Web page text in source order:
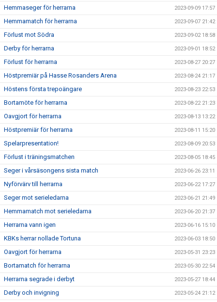
Hemmaseger för herrarna 2023-09-09 17:57
Hemmamatch för herrarna 2023-09-07 21:42
Förlust mot Södra 2023-09-02 18:58
Derby för herrarna 2023-09-01 18:52
Förlust för herrarna 2023-08-27 20:27
Höstpremiär på Hasse Rosanders Arena 2023-08-24 21:17
Höstens första trepoängare 2023-08-23 22:53
Bortamöte för herrarna 2023-08-22 21:23
Oavgjort för herrarna 2023-08-13 13:22
Höstpremiär för herrarna 2023-08-11 15:20
Spelarpresentation! 2023-08-09 20:53
Förlust i träningsmatchen 2023-08-05 18:45
Seger i vårsäsongens sista match 2023-06-26 23:11
Nyförvärv till herrarna 2023-06-22 17:27
Seger mot serieledarna 2023-06-21 21:49
Hemmamatch mot serieledarna 2023-06-20 21:37
Herrarna vann igen 2023-06-16 15:10
KBKs herrar nollade Tortuna 2023-06-03 18:50
Oavgjort för herrarna 2023-05-31 23:23
Bortamatch för herrarna 2023-05-30 22:54
Herrarna segrade i derbyt 2023-05-27 18:44
Derby och invigning 2023-05-24 21:12